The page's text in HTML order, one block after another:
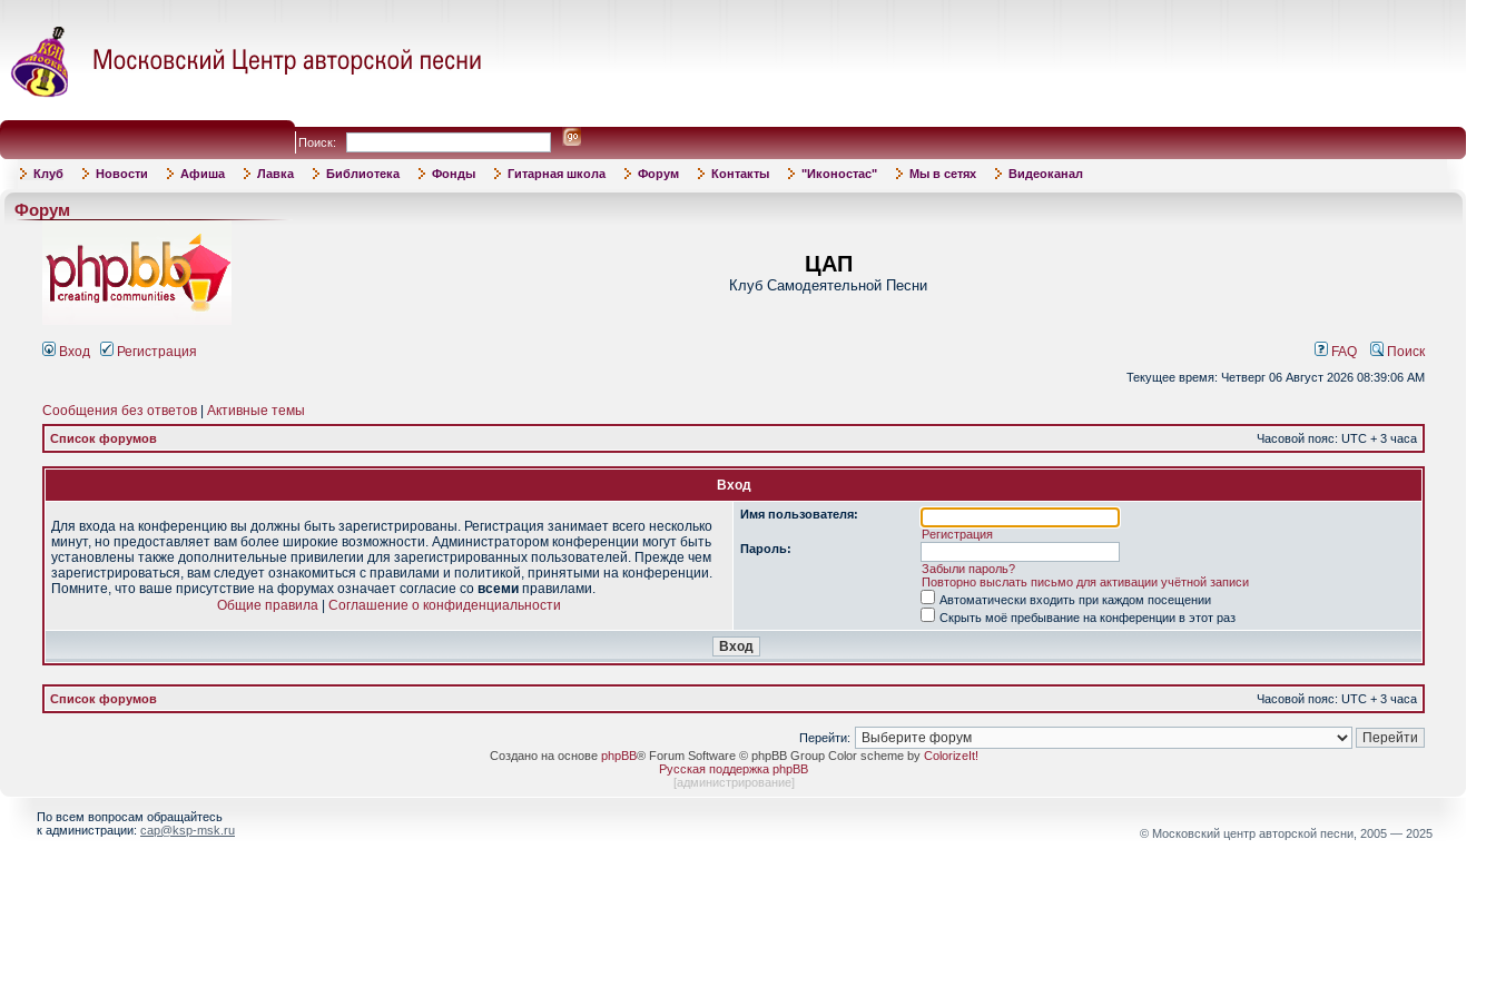
Поиск:
Клуб Новости Афиша Лавка Библиотека Фонды Гитарная школа Форум Контакты "Иконостас" Мы в сетях Видеоканал
Форум
ЦАП
Клуб Самодеятельной Песни
Вход Регистрация FAQ Поиск
Текущее время: Четверг 06 Август 2026 08:39:06 AM
Сообщения без ответов Активные темы
Список форумов Часовой пояс: UTC + 3 часа
Вход
Для входа на конференцию вы должны быть зарегистрированы. Регистрация занимает всего несколько
минут, но предоставляет вам более широкие возможности. Администратором конференции могут быть
установлены также дополнительные привилегии для зарегистрированных пользователей. Прежде чем
зарегистрироваться, вам следует ознакомиться с правилами и политикой, принятыми на конференции.
Помните, что ваше присутствие на форумах означает согласие со всеми правилами.
Общие правила
Соглашение о конфиденциальности
Имя пользователя:
Регистрация
Пароль:
Забыли пароль?
Повторно выслать письмо для активации учётной записи
Автоматически входить при каждом посещении
Скрыть моё пребывание на конференции в этот раз
Список форумов Часовой пояс: UTC + 3 часа
Перейти:
Создано на основе phpBB® Forum Software © phpBB Group Color scheme by ColorizeIt!
Русская поддержка phpBB
[администрирование]
По всем вопросам обращайтесь
к администрации: cap@ksp-msk.ru © Московский центр авторской песни, 2005 — 2025